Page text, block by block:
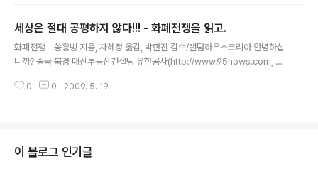
중심으로 신용카드 마케팅 사례를 소개하고 있습니다. 덕분에 많은 제휴 방법들
과 제휴사간의 먹이사슬(?)들에 대해 알게 되었습니다. 중국 현지에서 부동산
중개업으로 만난 손님들은 최소 1년 단위로 임대 재계약을 하기 때문에 1년..
세상은 절대 공평하지 않다!!! - 화폐전쟁을 읽고.
화폐전쟁 - 쑹훙빙 지음, 차혜정 옮김, 박한진 감수/랜덤하우스코리아 안녕하십
니까? 중국 북경 대신부동산컨설팅 유한공사(http://www.95hows.com, htt
고...... 각설하고.... 작년 4Q에 금융위기가 터지고 환율에 대해 아주 뼈저리게
또한, 무쟈게 많이 팔렸을것 같네요... 화폐전쟁에서 던저주는 메세지는 다양하
겠지만... 저는 2가지가 느껴지는 군요.. 첫째는 학교..
0 0 2009. 5. 19.
이 블로그 인기글